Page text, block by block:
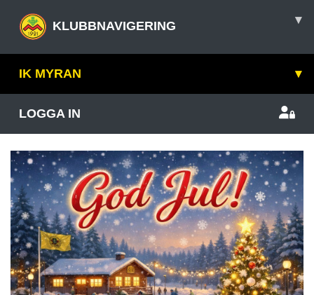
KLUBBNAVIGERING ▾
IK MYRAN ▾
LOGGA IN